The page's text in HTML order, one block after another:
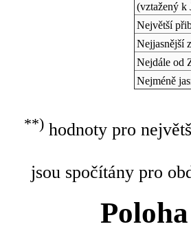
(vztažený k
Největší
Nejjasnější
Nejdále od
Nejméně
**)hodnoty pro
jsou spočítány pro